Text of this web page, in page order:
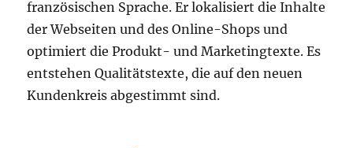
französischen Sprache. Er lokalisiert die Inhalte
der Webseiten und des Online-Shops und
optimiert die Produkt- und Marketingtexte. Es
entstehen Qualitätstexte, die auf den neuen
Kundenkreis abgestimmt sind.